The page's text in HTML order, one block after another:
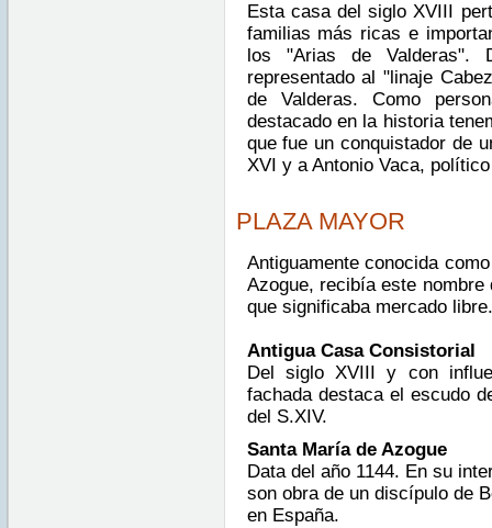
Esta casa del siglo XVIII
familias más ricas e
los "Arias de Valderas".
representado al "linaje
de Valderas. Como
destacado en la historia
que fue un conquistador de
XVI y a Antonio Vaca,
PLAZA MAYOR
Antiguamente conocida
Azogue, recibía este
que significaba mercado libre.
Antigua Casa Consistorial
Del siglo XVIII y con
fachada destaca el escudo
del S.XIV.
Santa María de Azogue
Data del año 1144. En su
son obra de un discípulo de
en España.